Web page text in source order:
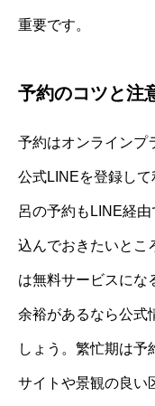
重要です。
予約のコツと注
予約はオンラインプ
公式LINEを登録し
呂の予約もLINE経
込んでおきたいとこ
は無料サービスにな
余裕があるなら公式
しょう。繁忙期は予
サイトや景観の良い